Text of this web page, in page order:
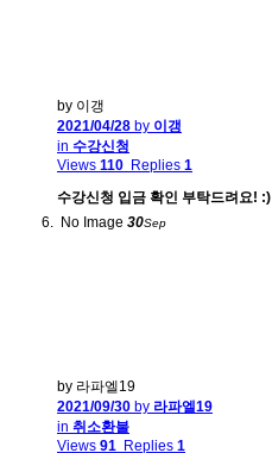
by 이갱
2021/04/28 by 이갱
in 수강신청
Views 110 Replies 1
수강신청 입금 확인 부탁드려요! :)
No Image 30Sep
by 라파엘19
2021/09/30 by 라파엘19
in 취소환불
Views 91 Replies 1